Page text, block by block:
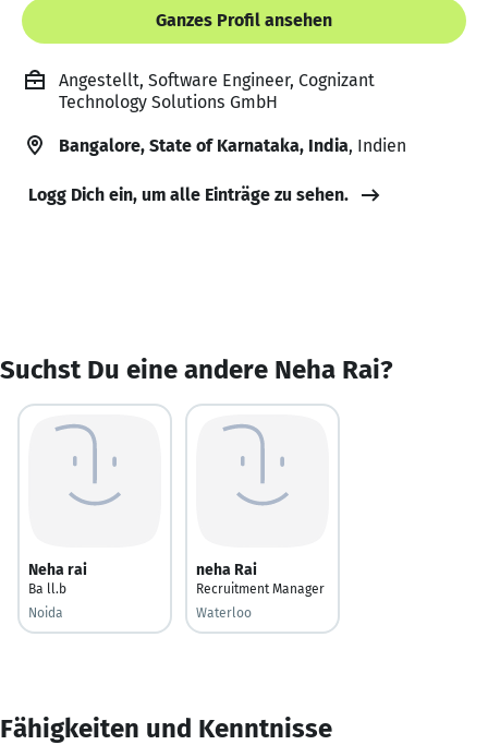
Ganzes Profil ansehen
Angestellt, Software Engineer, Cognizant
Technology Solutions GmbH
Bangalore, State of Karnataka, India, Indien
Logg Dich ein, um alle Einträge zu sehen.
Suchst Du eine andere Neha Rai?
Neha rai
Ba ll.b
Noida
neha Rai
Recruitment Manager
Waterloo
Fähigkeiten und Kenntnisse